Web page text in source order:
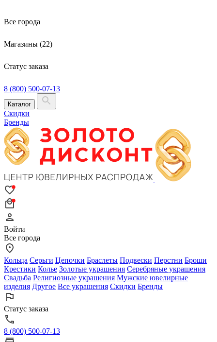
Все города
Магазины (22)
Статус заказа
8 (800) 500-07-13
Каталог
Скидки
Бренды
Войти
Все города
Кольца Серьги Цепочки Браслеты Подвески Перстни Броши
Крестики Колье Золотые украшения Серебряные украшения
Свадьба Религиозные украшения Мужские ювелирные
изделия Другое Все украшения Скидки Бренды
Статус заказа
8 (800) 500-07-13